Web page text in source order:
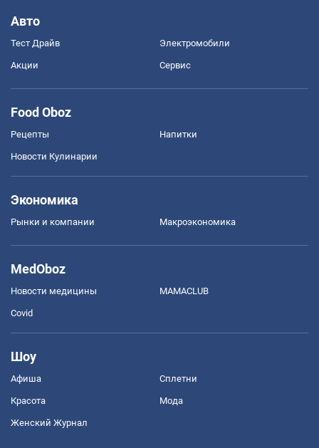
Авто
Тест Драйв Электромобили
Акции Сервис
Food Oboz
Рецепты Напитки
Новости Кулинарии
Экономика
Рынки и компании Mакроэкономика
MedOboz
Новости медицины MAMACLUB
Covid
Шоу
Афиша Сплетни
Красота Мода
Женский Журнал